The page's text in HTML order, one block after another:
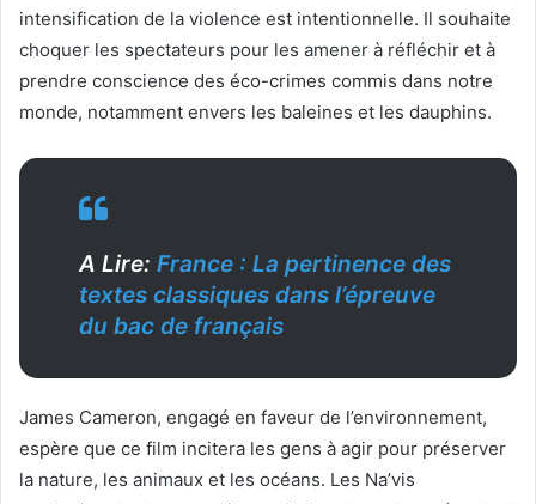
intensification de la violence est intentionnelle. Il souhaite
choquer les spectateurs pour les amener à réfléchir et à
prendre conscience des éco-crimes commis dans notre
monde, notamment envers les baleines et les dauphins.
A Lire: France : La pertinence des
textes classiques dans l’épreuve
du bac de français
James Cameron, engagé en faveur de l’environnement,
espère que ce film incitera les gens à agir pour préserver
la nature, les animaux et les océans. Les Na’vis